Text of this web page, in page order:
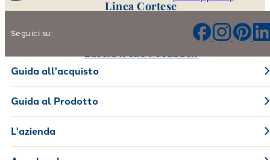
Linea Cortese
Aiutaci a migliorare i nostri prodotti e il nostro servizio
Seguici su:
Guida all'acquisto
Guida al Prodotto
L'azienda